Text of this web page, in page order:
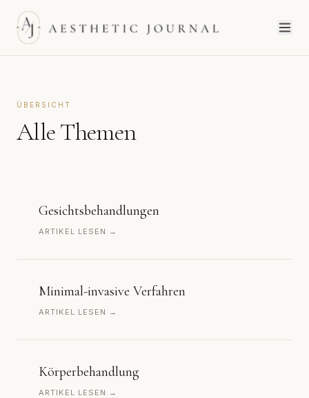
ÜBERSICHT
Alle Themen
Gesichtsbehandlungen
ARTIKEL LESEN →
Minimal-invasive Verfahren
ARTIKEL LESEN →
Körperbehandlung
ARTIKEL LESEN →